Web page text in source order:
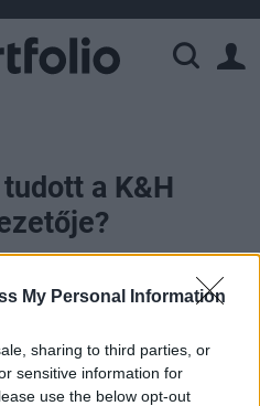
My Personal Information
sharing to third parties, or
sensitive information for
use the below opt-out
a K&H
a K&H Bank volt
ügyvédje